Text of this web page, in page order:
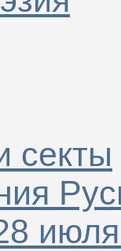
секты